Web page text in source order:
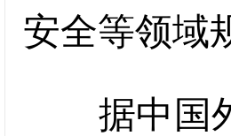
安全等领域
据中国外